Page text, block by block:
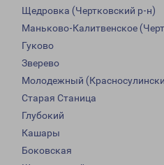
Щедровка (Чертковский р-н)
Маньково-Калитвенское
Гуково
Зверево
Молодежный
Старая Станица
Глубокий
Кашары
Боковская